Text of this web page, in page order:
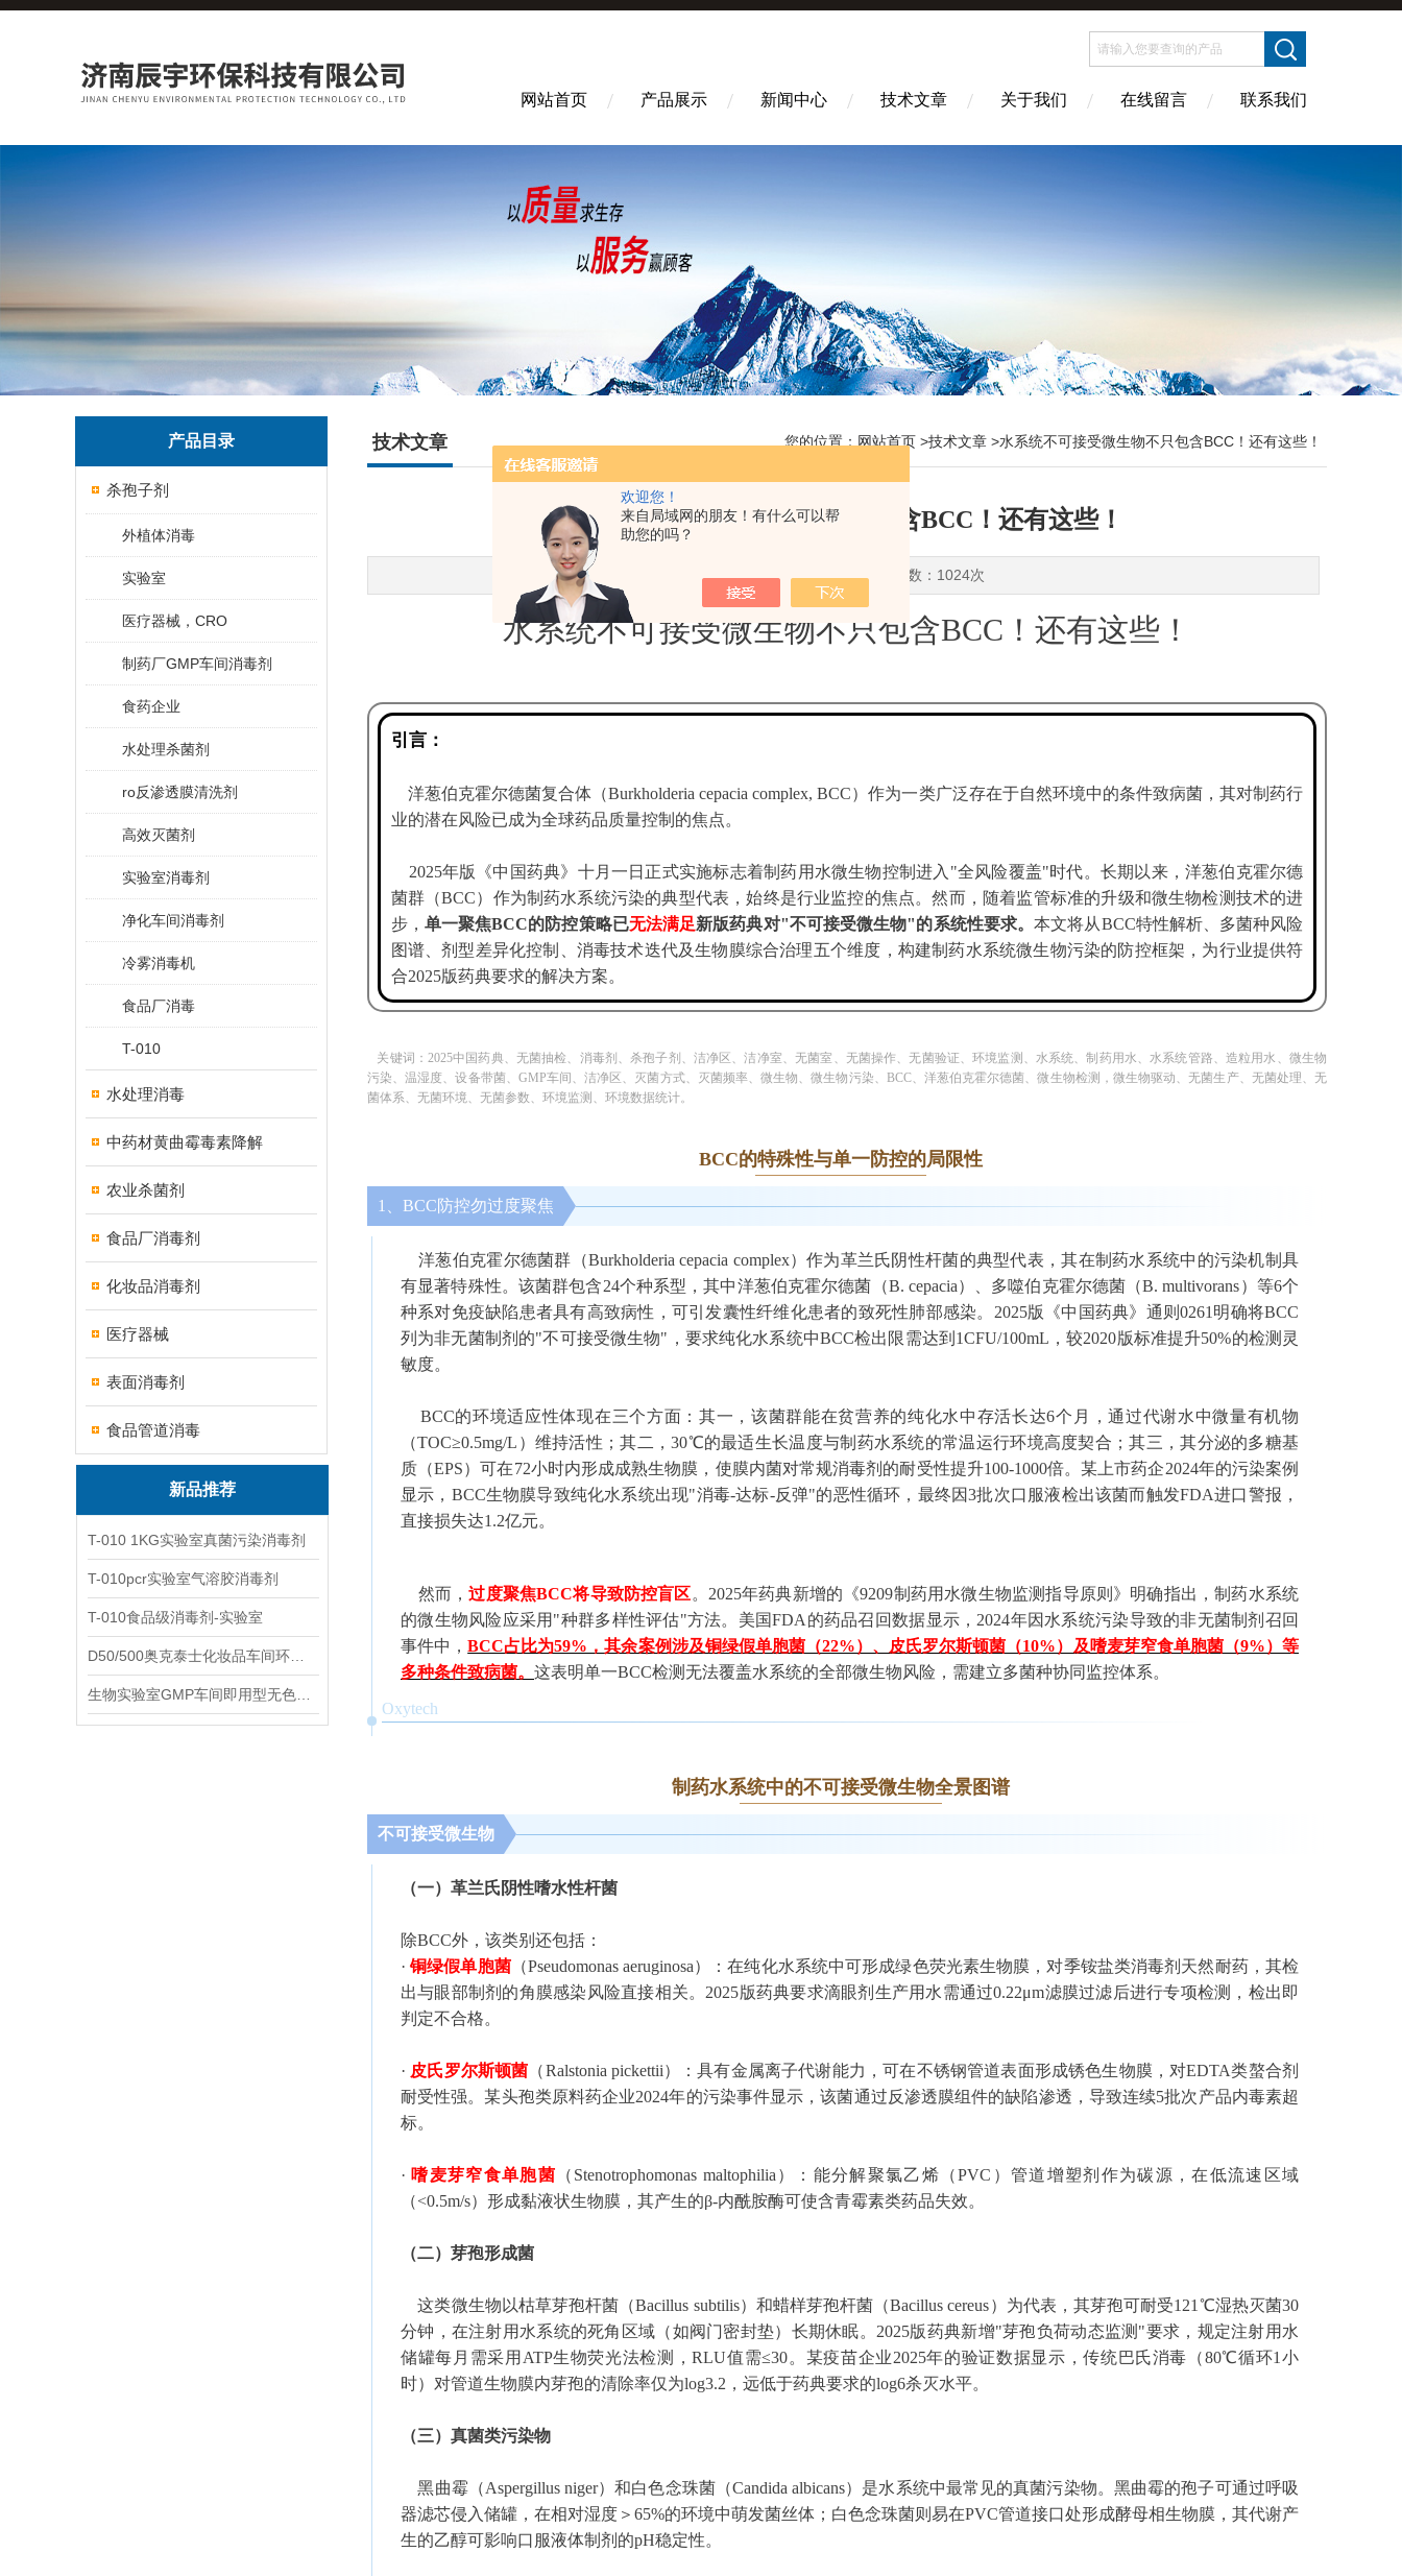
欢迎您！
来自局域网的朋友！有什么可以帮
助您的吗？
网站首页 产品展示 新闻中心 技术文章 关于我们 在线留言 联系我们
产品目录
杀孢子剂
外植体消毒
实验室
医疗器械，CRO
制药厂GMP车间消毒剂
食药企业
水处理杀菌剂
ro反渗透膜清洗剂
高效灭菌剂
实验室消毒剂
净化车间消毒剂
冷雾消毒机
食品厂消毒
T-010
水处理消毒
中药材黄曲霉毒素降解
农业杀菌剂
食品厂消毒剂
化妆品消毒剂
医疗器械
表面消毒剂
食品管道消毒
新品推荐
T-010 1KG实验室真菌污染消毒剂
T-010pcr实验室气溶胶消毒剂
T-010食品级消毒剂-实验室
技术文章 您的位置： 网站首页 >技术文章 >水系统不可接受微生物不只包含BCC！还有这些！
水系统不可接受微生物不只包含BCC！还有这些！
更新时间：2025-09-03 点击次数：1024次
水系统不可接受微生物不只包含BCC！还有这些！
引言：
洋葱伯克霍尔德菌复合体（Burkholderia cepacia complex, BCC）作为一类广泛存在于自然环境中的条件致病菌，其对制药行
业的潜在风险已成为全球药品质量控制的焦点。
2025年版《中国药典》十月一日正式实施标志着制药用水微生物控制进入"全风险覆盖"时代。长期以来，洋葱伯克霍尔德
菌群（BCC）作为制药水系统污染的典型代表，始终是行业监控的焦点。然而，随着监管标准的升级和微生物检测技术的进
步， 单一聚焦BCC的防控策略已无法满足新版药典对"不可接受微生物"的系统性要求。本文将从BCC特性解析、多菌种风险
图谱、剂型差异化控制、消毒技术迭代及生物膜综合治理五个维度，构建制药水系统微生物污染的防控框架，为行业提供符
合2025版药典要求的解决方案。
关键词：2025中国药典、无菌抽检、消毒剂、杀孢子剂、洁净区、洁净室、无菌室、无菌操作、无菌验证、环境监测、水系统、制药用水、水系统管路、造粒用水、微生物
污染、温湿度、设备带菌、GMP车间、洁净区、灭菌方式、灭菌频率、微生物、微生物污染、BCC、洋葱伯克霍尔德菌、微生物检测，微生物驱动、无菌生产、无菌处理、无
菌体系、无菌环境、无菌参数、环境监测、环境数据统计。
BCC的特殊性与单一防控的局限性
1、BCC防控勿过度聚焦
洋葱伯克霍尔德菌群（Burkholderia cepacia complex）作为革兰氏阴性杆菌的典型代表，其在制药水系统中的污染机制具
有显著特殊性。该菌群包含24个种系型，其中洋葱伯克霍尔德菌（B. cepacia）、多噬伯克霍尔德菌（B. multivorans）等6个
种系对免疫缺陷患者具有高致病性，可引发囊性纤维化患者的致死性肺部感染。2025版《中国药典》通则0261明确将BCC
列为非无菌制剂的"不可接受微生物"，要求纯化水系统中BCC检出限需达到1CFU/100mL，较2020版标准提升50%的检测灵
敏度。
BCC的环境适应性体现在三个方面：其一，该菌群能在贫营养的纯化水中存活长达6个月，通过代谢水中微量有机物
（TOC≥0.5mg/L）维持活性；其二，30℃的最适生长温度与制药水系统的常温运行环境高度契合；其三，其分泌的多糖基
质（EPS）可在72小时内形成成熟生物膜，使膜内菌对常规消毒剂的耐受性提升100-1000倍。某上市药企2024年的污染案例
显示，BCC生物膜导致纯化水系统出现"消毒-达标-反弹"的恶性循环，最终因3批次口服液检出该菌而触发FDA进口警报，
直接损失达1.2亿元。
然而，过度聚焦BCC将导致防控盲区。2025年药典新增的《9209制药用水微生物监测指导原则》明确指出，制药水系统
的微生物风险应采用"种群多样性评估"方法。美国FDA的药品召回数据显示，2024年因水系统污染导致的非无菌制剂召回
事件中，BCC占比为59%，其余案例涉及铜绿假单胞菌（22%）、皮氏罗尔斯顿菌（10%）及嗜麦芽窄食单胞菌（9%）等
多种条件致病菌。 这表明单一BCC检测无法覆盖水系统的全部微生物风险，需建立多菌种协同监控体系。
Oxytech
制药水系统中的不可接受微生物全景图谱
不可接受微生物
（一）革兰氏阴性嗜水性杆菌
除BCC外，该类别还包括：
·铜绿假单胞菌（Pseudomonas aeruginosa）：在纯化水系统中可形成绿色荧光素生物膜，对季铵盐类消毒剂天然耐药，其检
出与眼部制剂的角膜感染风险直接相关。2025版药典要求滴眼剂生产用水需通过0.22μm滤膜过滤后进行专项检测，检出即
判定不合格。
· 皮氏罗尔斯顿菌 （Ralstonia pickettii）：具有金属离子代谢能力，可在不锈钢管道表面形成锈色生物膜，对EDTA类螯合剂
耐受性强。某头孢类原料药企业2024年的污染事件显示，该菌通过反渗透膜组件的缺陷渗透，导致连续5批次产品内毒素超
标。
· 嗜麦芽窄食单胞菌 （Stenotrophomonas maltophilia）：能分解聚氯乙烯（PVC）管道增塑剂作为碳源，在低流速区域
（<0.5m/s）形成黏液状生物膜，其产生的β-内酰胺酶可使含青霉素类药品失效。
（二）芽孢形成菌
这类微生物以枯草芽孢杆菌（Bacillus subtilis）和蜡样芽孢杆菌（Bacillus cereus）为代表，其芽孢可耐受121℃湿热灭菌30
分钟，在注射用水系统的死角区域（如阀门密封垫）长期休眠。2025版药典新增"芽孢负荷动态监测"要求，规定注射用水
储罐每月需采用ATP生物荧光法检测，RLU值需≤30。某疫苗企业2025年的验证数据显示，传统巴氏消毒（80℃循环1小
时）对管道生物膜内芽孢的清除率仅为log3.2，远低于药典要求的log6杀灭水平。
（三）真菌类污染物
黑曲霉（Aspergillus niger）和白色念珠菌（Candida albicans）是水系统中最常见的真菌污染物。黑曲霉的孢子可通过呼吸
器滤芯侵入储罐，在相对湿度＞65%的环境中萌发菌丝体；白色念珠菌则易在PVC管道接口处形成酵母相生物膜，其代谢产
生的乙醇可影响口服液体制剂的pH稳定性。